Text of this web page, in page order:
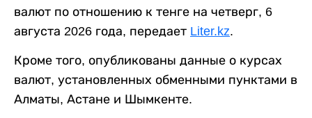
валют по отношению к тенге на четверг, 6
августа 2026 года, передает Liter.kz.
Кроме того, опубликованы данные о курсах
валют, установленных обменными пунктами в
Алматы, Астане и Шымкенте.